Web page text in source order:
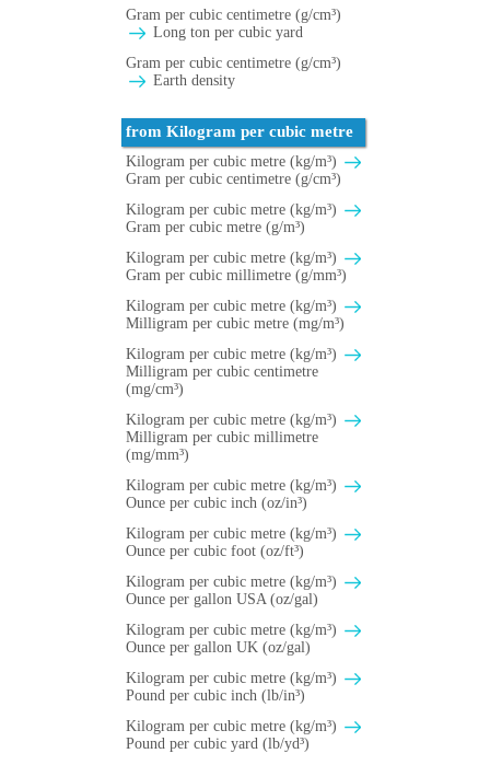
Gram per cubic centimetre (g/cm³)
Long ton per cubic yard
Gram per cubic centimetre (g/cm³)
Earth density
from Kilogram per cubic metre
Kilogram per cubic metre (kg/m³)
Gram per cubic centimetre (g/cm³)
Kilogram per cubic metre (kg/m³)
Gram per cubic metre (g/m³)
Kilogram per cubic metre (kg/m³)
Gram per cubic millimetre (g/mm³)
Kilogram per cubic metre (kg/m³)
Milligram per cubic metre (mg/m³)
Kilogram per cubic metre (kg/m³)
Milligram per cubic centimetre
(mg/cm³)
Kilogram per cubic metre (kg/m³)
Milligram per cubic millimetre
(mg/mm³)
Kilogram per cubic metre (kg/m³)
Ounce per cubic inch (oz/in³)
Kilogram per cubic metre (kg/m³)
Ounce per cubic foot (oz/ft³)
Kilogram per cubic metre (kg/m³)
Ounce per gallon USA (oz/gal)
Kilogram per cubic metre (kg/m³)
Ounce per gallon UK (oz/gal)
Kilogram per cubic metre (kg/m³)
Pound per cubic inch (lb/in³)
Kilogram per cubic metre (kg/m³)
Pound per cubic yard (lb/yd³)